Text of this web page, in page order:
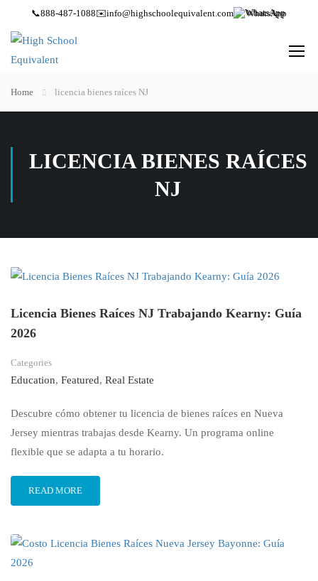
📞888-487-1088✉️info@highschoolequivalent.com WhatsApp
Home licencia bienes raíces NJ
LICENCIA BIENES RAÍCES
NJ
Licencia Bienes Raíces NJ Trabajando Kearny: Guía
2026
Categories
Education, Featured, Real Estate
Descubre cómo obtener tu licencia de bienes raíces en Nueva
Jersey mientras trabajas desde Kearny. Un programa online
flexible que se adapta a tu horario.
READ MORE